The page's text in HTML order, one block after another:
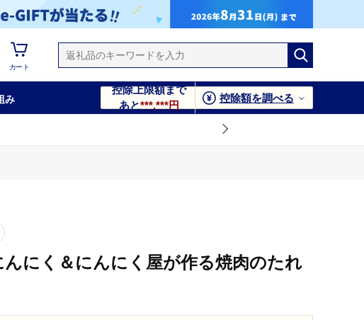
カート
み
控除上限額まで
あと***,***円
控除額を調べる
んにく＆にんにく屋が作る焼肉のたれ